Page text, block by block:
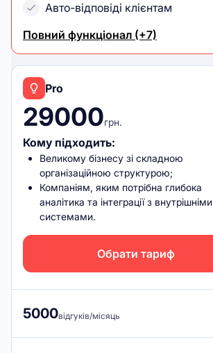
Авто-відповіді клієнтам
Повний функціонал (+7)
Pro
29000грн.
Кому підходить:
Великому бізнесу зі складною
організаційною структурою;
Компаніям, яким потрібна глибока
аналітика та інтеграції з внутрішніми
системами.
Обрати тариф
5000відгуків/місяць